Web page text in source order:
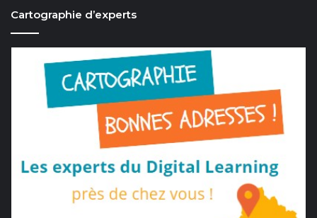
Cartographie d’experts